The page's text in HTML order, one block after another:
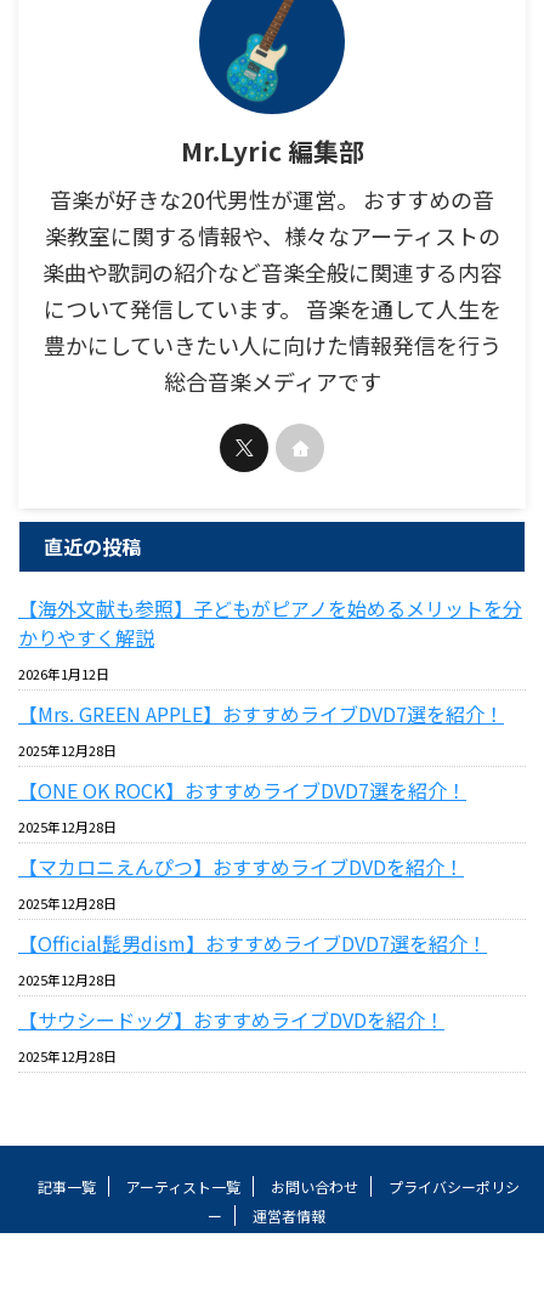
Mr.Lyric 編集部
音楽が好きな20代男性が運営。 おすすめの音
楽教室に関する情報や、様々なアーティストの
楽曲や歌詞の紹介など音楽全般に関連する内容
について発信しています。 音楽を通して人生を
豊かにしていきたい人に向けた情報発信を行う
総合音楽メディアです
直近の投稿
【海外文献も参照】子どもがピアノを始めるメリットを分
かりやすく解説
2026年1月12日
【Mrs. GREEN APPLE】おすすめライブDVD7選を紹介！
2025年12月28日
【ONE OK ROCK】おすすめライブDVD7選を紹介！
2025年12月28日
【マカロニえんぴつ】おすすめライブDVDを紹介！
2025年12月28日
【Official髭男dism】おすすめライブDVD7選を紹介！
2025年12月28日
【サウシードッグ】おすすめライブDVDを紹介！
2025年12月28日
記事一覧 アーティスト一覧 お問い合わせ
プライバシーポリシ
ー
運営者情報